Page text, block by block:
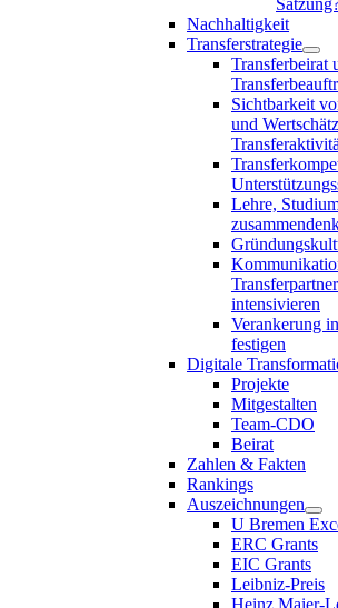
Nachhaltigkeit
Transferstrategie
Transferbeirat
Sichtbarkeit
und
Lehre,
intensivieren
Verankerung
festigen
Digitale
Projekte
Mitgestalten
Team-CDO
Beirat
Zahlen & Fakten
Rankings
Auszeichnungen
U Bremen
ERC Grants
EIC Grants
Leibniz-Preis
Heinz Maier-